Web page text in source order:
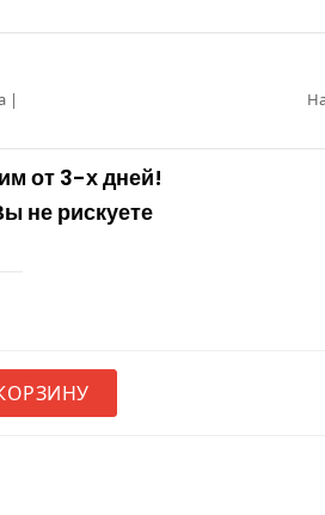
|
от 3-х дней!
не рискуете